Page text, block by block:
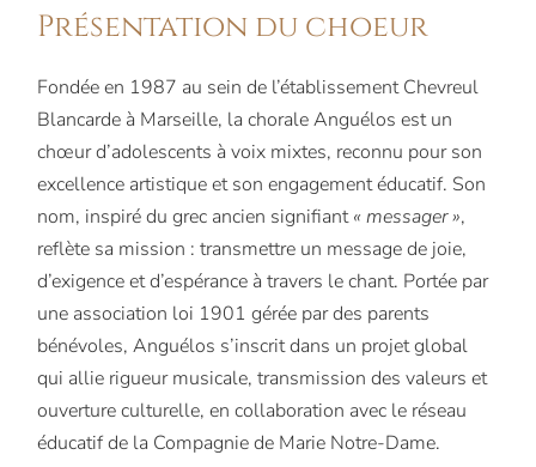
Présentation du choeur
Fondée en 1987 au sein de l’établissement Chevreul
Blancarde à Marseille, la chorale Anguélos est un
chœur d’adolescents à voix mixtes, reconnu pour son
excellence artistique et son engagement éducatif. Son
nom, inspiré du grec ancien signifiant« messager »,
reflète sa mission : transmettre un message de joie,
d’exigence et d’espérance à travers le chant. Portée par
une association loi 1901 gérée par des parents
bénévoles, Anguélos s’inscrit dans un projet global
qui allie rigueur musicale, transmission des valeurs et
ouverture culturelle, en collaboration avec le réseau
éducatif de la Compagnie de Marie Notre-Dame.